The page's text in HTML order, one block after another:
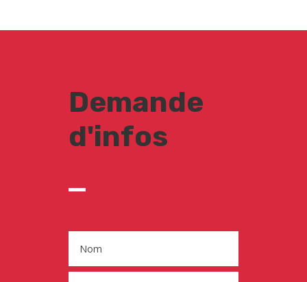
Demande
d'infos